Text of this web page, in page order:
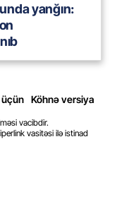
yanğın:
Köhnə versiya
vacibdir.
vasitəsi ilə istinad